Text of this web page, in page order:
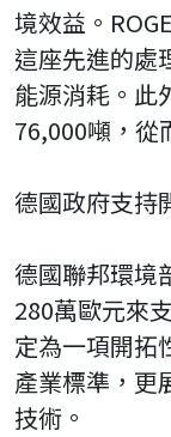
境效益。
這座先進的處
能源消耗。此
76,000噸，從
德國政府支持
德國聯邦環境
280萬歐元來
定為一項開拓
產業標準，更
技術。